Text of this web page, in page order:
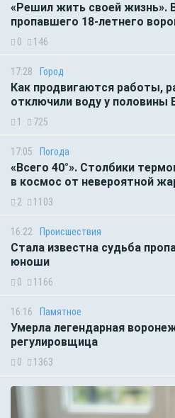
«Решил жить своей жизнь».
пропавшего 18-летнего
0 146
17:28 Город
Как продвигаются работы,
отключили воду у половины
1 725
17:05 Погода
«Всего 40°». Столбики
в космос от невероятной
2 1103
16:22 Происшествия
Стала известна судьба
юноши
0 1166
16:16 Памятное
Умерла легендарная
регулировщица
0 1363